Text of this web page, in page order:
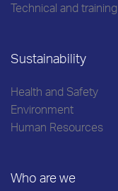
Technical and
Sustainability
Health and Safety
Environment
Human Resources
Who are we